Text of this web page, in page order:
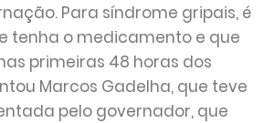
Para síndrome gripais, é
tenha o medicamento e que
primeiras 48 horas dos
Marcos Gadelha, que teve
pelo governador, que